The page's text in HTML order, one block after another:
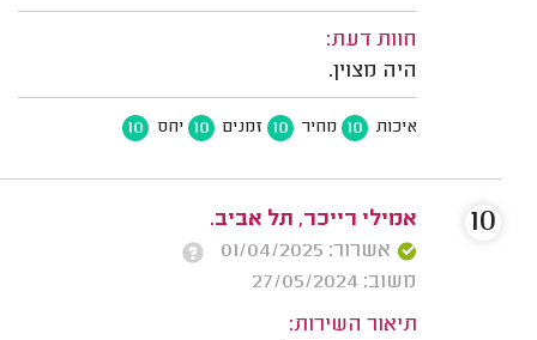
חוות דעת:
היה מצוין.
איכות 10 מחיר 10 זמנים 10 יחס 10
אמילי רייכר, תל אביב.
אשרור: 01/04/2025
משוב: 27/05/2024
תיאור השירות:
10